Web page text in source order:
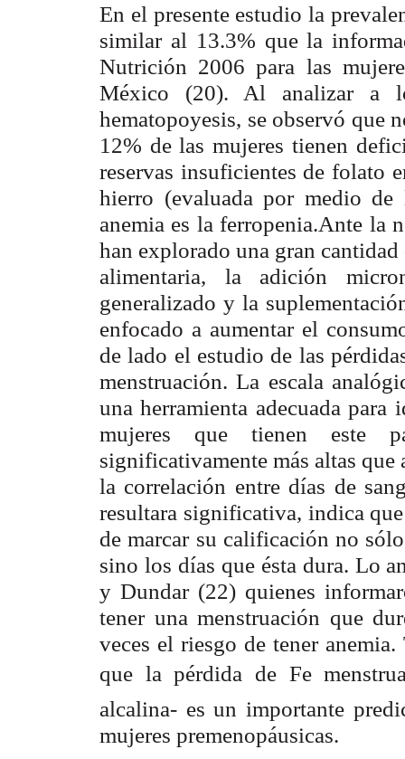
En el presente estudio la
similar al 13.3% que la
Nutrición 2006 para las
México (20). Al analizar a
hematopoyesis, se observó que
12% de las mujeres tienen
reservas insuficientes de folato
hierro (evaluada por medio
anemia es la ferropenia.Ante la
han explorado una gran
alimentaria, la adición
generalizado y la
enfocado a aumentar el
de lado el estudio de las
menstruación. La escala
una herramienta adecuada
mujeres que tienen este
significativamente más altas
la correlación entre días de
resultara significativa, indica
de marcar su calificación no
sino los días que ésta dura. Lo
y Dundar (22) quienes
tener una menstruación que
veces el riesgo de tener
que la pérdida de Fe
alcalina- es un importante
mujeres premenopáusicas.